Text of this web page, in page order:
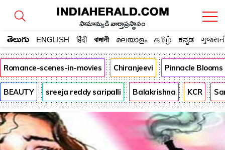
సామాన్యుడి వార్తాప్రస్థానం
తెలుగు ENGLISH हिंदी বাঙ্গালী മലയാളം தமிழ் ಕನ್ನಡ
Romance-scenes-in-movies Chiranjeevi Pinnacle
BEAUTY sreeja reddy saripalli Balakrishna KCR